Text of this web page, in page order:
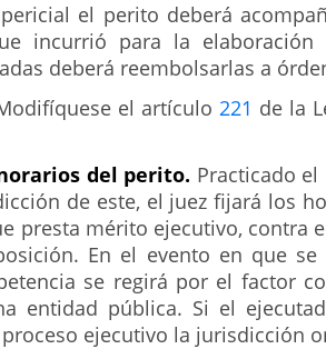
el perito deberá
incurrió para la elaboración
deberá reembolsarlas a
el artículo 221 de la
del perito. Practicado
de este, el juez fijará los
presta mérito ejecutivo, contra
En el evento en que
se regirá por el factor
entidad pública. Si el
ejecutivo la jurisdicción